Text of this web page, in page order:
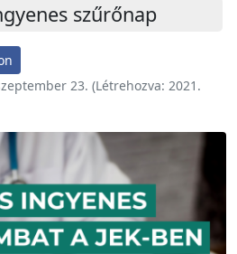
szűrőnap
23. (Létrehozva: 2021.